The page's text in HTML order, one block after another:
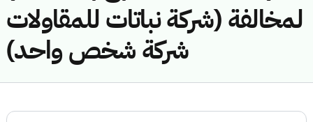
لمخالفة (شركة نباتات للمقاولات
شركة شخص واحد)